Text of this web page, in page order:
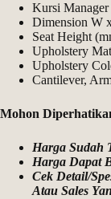
Kursi Manager
Dimension W
Seat Height
Upholstery
Upholstery
Cantilever,
Mohon
Harga Sudah
Harga Dapat
Cek Detail/
Atau Sales